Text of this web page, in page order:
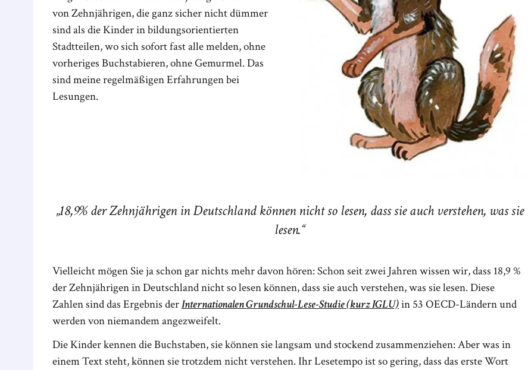
von Zehnjährigen, die ganz sicher nicht dümmer
sind als die Kinder in bildungsorientierten
Stadtteilen, wo sich sofort fast alle melden, ohne
vorheriges Buchstabieren, ohne Gemurmel. Das
sind meine regelmäßigen Erfahrungen bei
Lesungen.
18,9% der Zehnjährigen in Deutschland können nicht so lesen, dass sie auch verstehen, was sie
lesen.
Vielleicht mögen Sie ja schon gar nichts mehr davon hören: Schon seit zwei Jahren wissen wir, dass 18,9 %
der Zehnjährigen in Deutschland nicht so lesen können, dass sie auch verstehen, was sie lesen. Diese
Zahlen sind das Ergebnis derInternationalen Grundschul-Lese-Studie (kurz IGLU)in 53 OECD-Ländern und
werden von niemandem angezweifelt.
Die Kinder kennen die Buchstaben, sie können sie langsam und stockend zusammenziehen: Aber was in
einem Text steht, können sie trotzdem nicht verstehen. Ihr Lesetempo ist so gering, dass das erste Wort